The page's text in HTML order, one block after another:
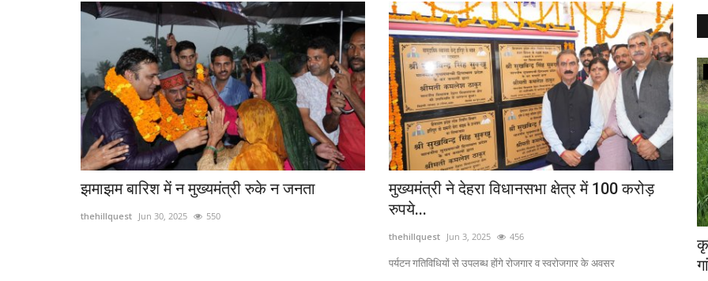
झमाझम बारिश में न मुख्यमंत्री रुके न जनता
thehillquest Jun 30, 2025 550
मुख्यमंत्री ने देहरा विधानसभा क्षेत्र में 100 करोड़
रुपये...
thehillquest Jun 3, 2025 456
पर्यटन गतिविधियों से उपलब्ध होंगे रोजगार व स्वरोजगार के अवसर
Hamirpur
कल्लर, डोडरू, पटेरा के लिए बस सेवा का शुभारंभ
Hamirpur
मुख्यमंत्री सुखविंदर सिंह सुखु ने बदली राजनीति की
और सत्ता...